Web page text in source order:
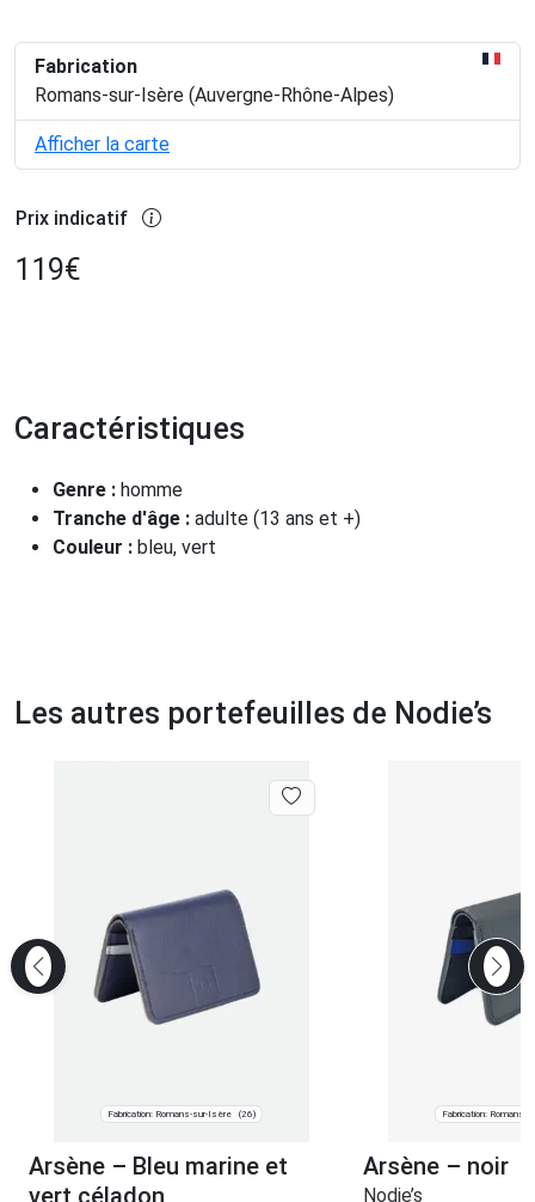
Fabrication
Romans-sur-Isère (Auvergne-Rhône-Alpes)
Afficher la carte
Prix indicatif
119€
Caractéristiques
Genre : homme
Tranche d'âge : adulte (13 ans et +)
Couleur : bleu, vert
Les autres portefeuilles de Nodie’s
Fabrication: Romans-sur-Isère (26)
Arsène – Bleu marine et
Fabrication: Romans-
Arsène – noir
Nodie’s